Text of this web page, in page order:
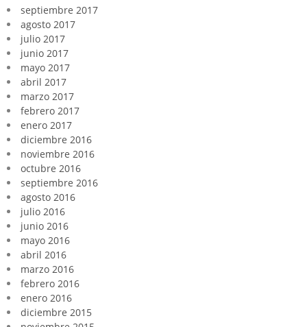
septiembre 2017
agosto 2017
julio 2017
junio 2017
mayo 2017
abril 2017
marzo 2017
febrero 2017
enero 2017
diciembre 2016
noviembre 2016
octubre 2016
septiembre 2016
agosto 2016
julio 2016
junio 2016
mayo 2016
abril 2016
marzo 2016
febrero 2016
enero 2016
diciembre 2015